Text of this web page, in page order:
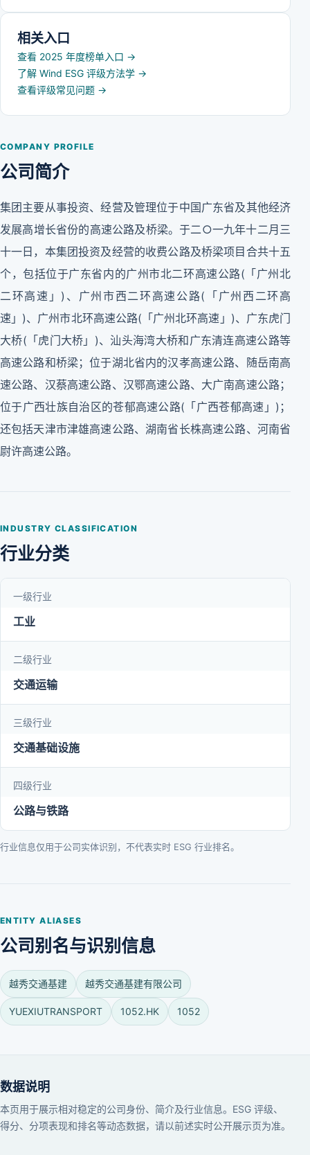
COMPANY PROFILE
公司简介
集团主要从事投资、经营及管理位于中国广东省及其他经济
发展高增长省份的高速公路及桥梁。于二○一九年十二月三
十一日，本集团投资及经营的收费公路及桥梁项目合共十五
个，包括位于广东省内的广州市北二环高速公路(「广州北
二环高速」)、广州市西二环高速公路(「广州西二环高
速」)、广州市北环高速公路(「广州北环高速」)、广东虎门
大桥(「虎门大桥」)、汕头海湾大桥和广东清连高速公路等
高速公路和桥梁；位于湖北省内的汉孝高速公路、随岳南高
速公路、汉蔡高速公路、汉鄂高速公路、大广南高速公路；
位于广西壮族自治区的苍郁高速公路(「广西苍郁高速」)；
还包括天津市津雄高速公路、湖南省长株高速公路、河南省
尉许高速公路。
INDUSTRY CLASSIFICATION
行业分类
一级行业
工业
二级行业
交通运输
三级行业
交通基础设施
四级行业
公路与铁路
行业信息仅用于公司实体识别，不代表实时 ESG 行业排名。
ENTITY ALIASES
公司别名与识别信息
越秀交通基建 越秀交通基建有限公司
YUEXIUTRANSPORT 1052.HK 1052
相关入口
查看 2025 年度榜单入口 →
了解 Wind ESG 评级方法学 →
查看评级常见问题 →
数据说明
本页用于展示相对稳定的公司身份、简介及行业信息。ESG 评级、
得分、分项表现和排名等动态数据，请以前述实时公开展示页为准。